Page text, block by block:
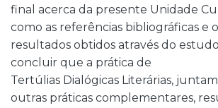
final acerca da presente Unidade
como as referências bibliográficas e
resultados obtidos através do
concluir que a prática de
Tertúlias Dialógicas Literárias,
outras práticas complementares,